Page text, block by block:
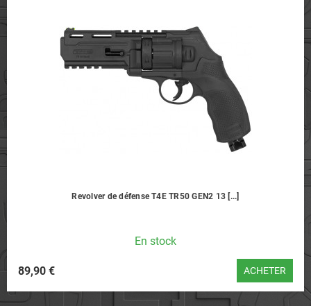
Revolver de défense T4E TR50 GEN2 13 [...]
En stock
89,90 € ACHETER